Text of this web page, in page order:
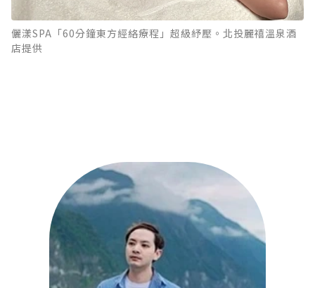
儷漾SPA「60分鐘東方經絡療程」超級紓壓。北投麗禧溫泉酒
店提供